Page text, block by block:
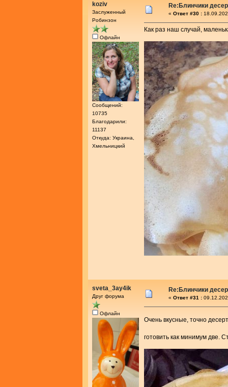
koziv
Заслуженный
Робинзон
Офлайн
Сообщений:
10735
Благодарили:
11137
Откуда: Украина,
Хмельницкий
Re:Блинчики
« Ответ #30 :
Как раз наш случай,
sveta_3ay4ik
Друг форума
Офлайн
Re:Блинчики
« Ответ #31 :
Очень вкусные, точно
готовить как минимум две.